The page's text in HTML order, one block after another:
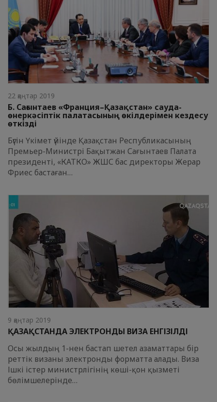
22 қаңтар 2019
Б. Сағынтаев «Франция–Қазақстан» сауда-
өнеркәсіптік палатасының өкілдерімен кездесу
өткізді
Бүгін Үкімет үйінде Қазақстан Республикасының
Премьер-Министрі Бақытжан Сағынтаев Палата
президенті, «КАТКО» ЖШС бас директоры Жерар
Фриес бастаған…
9 қаңтар 2019
ҚАЗАҚСТАНДА ЭЛЕКТРОНДЫ ВИЗА ЕНГІЗІЛДІ
Осы жылдың 1-нен бастап шетел азаматтары бір
реттік визаны электронды форматта алады. Виза
Ішкі істер министрлігінің көші-қон қызметі
бөлімшелерінде…